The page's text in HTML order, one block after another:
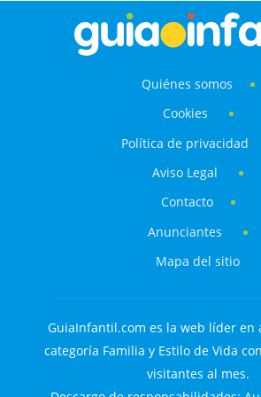
Quiénes somos
Cookies
Política de privacidad
Aviso Legal
Contacto
Anunciantes
Mapa del sitio
GuiaInfantil.com es la web líder en
categoría Familia y Estilo de Vida
visitantes al mes.